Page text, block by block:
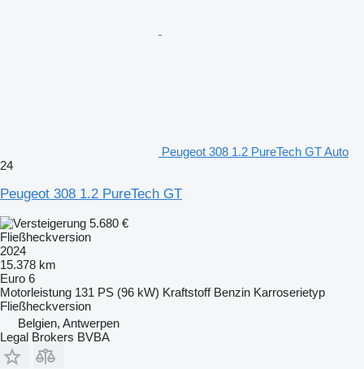
Peugeot 308 1.2 PureTech GT Auto
24
Peugeot 308 1.2 PureTech GT
5.680 €
Fließheckversion
2024
15.378 km
Euro 6
Motorleistung 131 PS (96 kW) Kraftstoff Benzin Karroserietyp
Fließheckversion
Belgien, Antwerpen
Legal Brokers BVBA